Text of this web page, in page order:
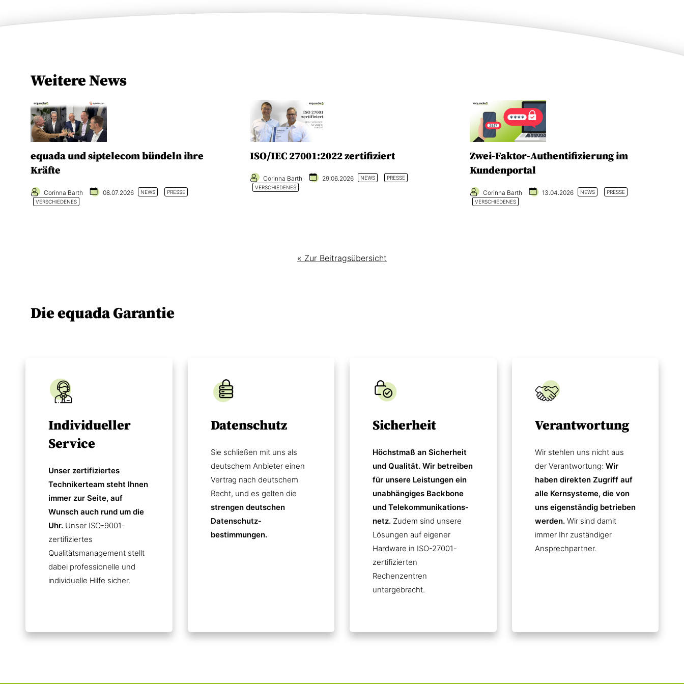
Weitere News
equada und siptelecom bündeln ihre
Kräfte
Corinna Barth 08.07.2026 NEWS
PRESSE
VERSCHIEDENES
ISO/IEC 27001:2022 zertifiziert
Corinna Barth 29.06.2026 NEWS
PRESSE
VERSCHIEDENES
Zwei-Faktor-Authentifizierung im
Kundenportal
Corinna Barth 13.04.2026 NEWS
PRESSE
VERSCHIEDENES
« Zur Beitragsübersicht
Die equada Garantie
Individueller
Service
Unser zertifiziertes
Technikerteam steht Ihnen
immer zur Seite, auf
Wunsch auch rund um die
Uhr. Unser ISO-9001-
zertifiziertes
Qualitätsmanagement stellt
dabei professionelle und
individuelle Hilfe sicher.
Datenschutz
Sie schließen mit uns als
deutschem Anbieter einen
Vertrag nach deutschem
Recht, und es gelten die
strengen deutschen
Datenschutz­
bestimmungen.
Sicherheit
Höchstmaß an Sicherheit
und Qualität. Wir betreiben
für unsere Leistungen ein
unabhängiges Backbone
und Telekommunikations­
netz. Zudem sind unsere
Lösungen auf eigener
Hardware in ISO-27001-
zertifizierten
Rechenzentren
untergebracht.
Verantwortung
Wir stehlen uns nicht aus
der Verantwortung: Wir
haben direkten Zugriff auf
alle Kernsysteme, die von
uns eigenständig betrieben
werden.Wir sind damit
immer Ihr zuständiger
Ansprechpartner.